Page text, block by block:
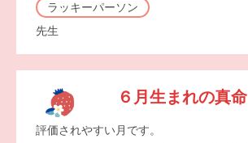
ラッキーパーソン
先生
６月生まれの真命
評価されやすい月です。